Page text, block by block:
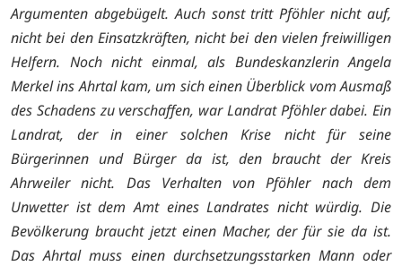
Argumenten abgebügelt. Auch sonst tritt Pföhler nicht auf,
nicht bei den Einsatzkräften, nicht bei den vielen freiwilligen
Helfern. Noch nicht einmal, als Bundeskanzlerin Angela
Merkel ins Ahrtal kam, um sich einen Überblick vom Ausmaß
des Schadens zu verschaffen, war Landrat Pföhler dabei. Ein
Landrat, der in einer solchen Krise nicht für seine
Bürgerinnen und Bürger da ist, den braucht der Kreis
Ahrweiler nicht. Das Verhalten von Pföhler nach dem
Unwetter ist dem Amt eines Landrates nicht würdig. Die
Bevölkerung braucht jetzt einen Macher, der für sie da ist.
Das Ahrtal muss einen durchsetzungsstarken Mann oder